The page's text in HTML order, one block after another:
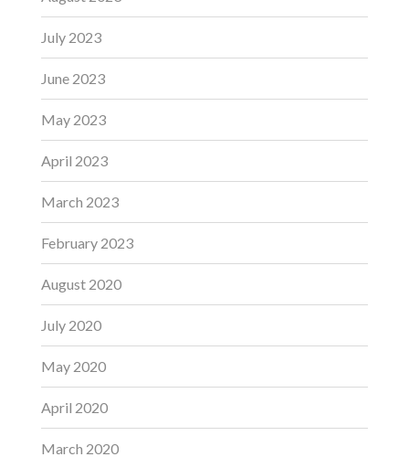
July 2023
June 2023
May 2023
April 2023
March 2023
February 2023
August 2020
July 2020
May 2020
April 2020
March 2020